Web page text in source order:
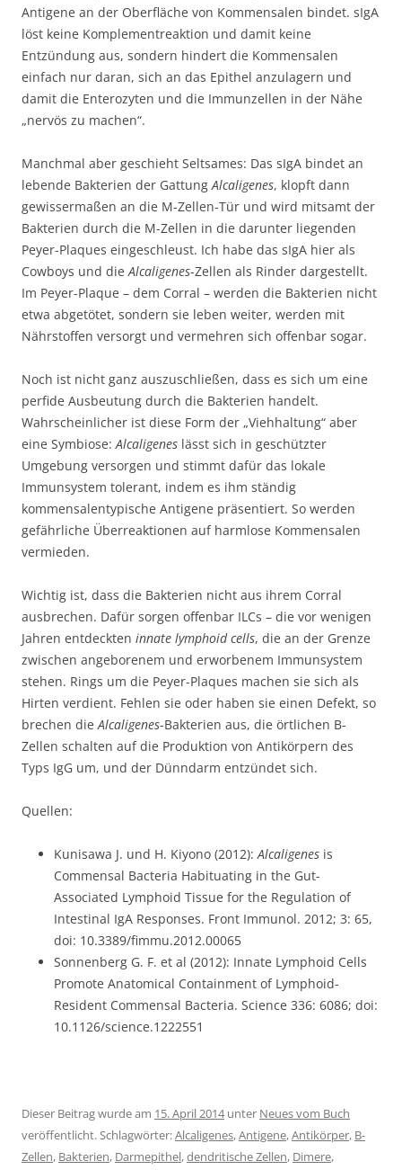
Antigene an der Oberfläche von Kommensalen bindet. sIgA
löst keine Komplementreaktion und damit keine
Entzündung aus, sondern hindert die Kommensalen
einfach nur daran, sich an das Epithel anzulagern und
damit die Enterozyten und die Immunzellen in der Nähe
„nervös zu machen“.
Manchmal aber geschieht Seltsames: Das sIgA bindet an
lebende Bakterien der Gattung Alcaligenes, klopft dann
gewissermaßen an die M-Zellen-Tür und wird mitsamt der
Bakterien durch die M-Zellen in die darunter liegenden
Peyer-Plaques eingeschleust. Ich habe das sIgA hier als
Cowboys und die Alcaligenes-Zellen als Rinder dargestellt.
Im Peyer-Plaque – dem Corral – werden die Bakterien nicht
etwa abgetötet, sondern sie leben weiter, werden mit
Nährstoffen versorgt und vermehren sich offenbar sogar.
Noch ist nicht ganz auszuschließen, dass es sich um eine
perfide Ausbeutung durch die Bakterien handelt.
Wahrscheinlicher ist diese Form der „Viehhaltung“ aber
eine Symbiose: Alcaligenes lässt sich in geschützter
Umgebung versorgen und stimmt dafür das lokale
Immunsystem tolerant, indem es ihm ständig
kommensalentypische Antigene präsentiert. So werden
gefährliche Überreaktionen auf harmlose Kommensalen
vermieden.
Wichtig ist, dass die Bakterien nicht aus ihrem Corral
ausbrechen. Dafür sorgen offenbar ILCs – die vor wenigen
Jahren entdeckten innate lymphoid cells, die an der Grenze
zwischen angeborenem und erworbenem Immunsystem
stehen. Rings um die Peyer-Plaques machen sie sich als
Hirten verdient. Fehlen sie oder haben sie einen Defekt, so
brechen die Alcaligenes-Bakterien aus, die örtlichen B-
Zellen schalten auf die Produktion von Antikörpern des
Typs IgG um, und der Dünndarm entzündet sich.
Quellen:
Kunisawa J. und H. Kiyono (2012): Alcaligenes is
Commensal Bacteria Habituating in the Gut-
Associated Lymphoid Tissue for the Regulation of
Intestinal IgA Responses. Front Immunol. 2012; 3: 65,
doi: 10.3389/fimmu.2012.00065
Sonnenberg G. F. et al (2012): Innate Lymphoid Cells
Promote Anatomical Containment of Lymphoid-
Resident Commensal Bacteria. Science 336: 6086; doi:
10.1126/science.1222551
Dieser Beitrag wurde am 15. April 2014unter Neues vom Buch
veröffentlicht. Schlagwörter:Alcaligenes,Antigene,Antikörper, B-
Zellen, Bakterien, Darmepithel,dendritische Zellen, Dimere,